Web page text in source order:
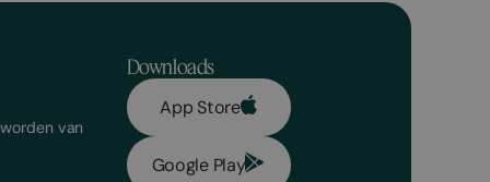
van
Downloads
App Store
Google Play